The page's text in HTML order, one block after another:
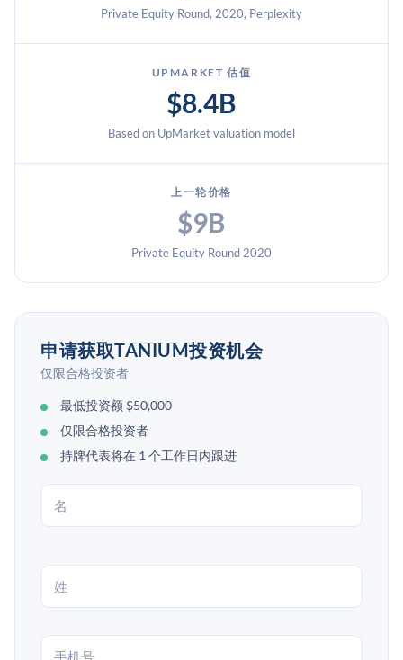
Private Equity Round, 2020, Perplexity
UPMARKET 估值
$8.4B
Based on UpMarket valuation model
上一轮价格
$9B
Private Equity Round 2020
申请获取TANIUM投资机会
仅限合格投资者
最低投资额 $50,000
仅限合格投资者
持牌代表将在 1 个工作日内跟进